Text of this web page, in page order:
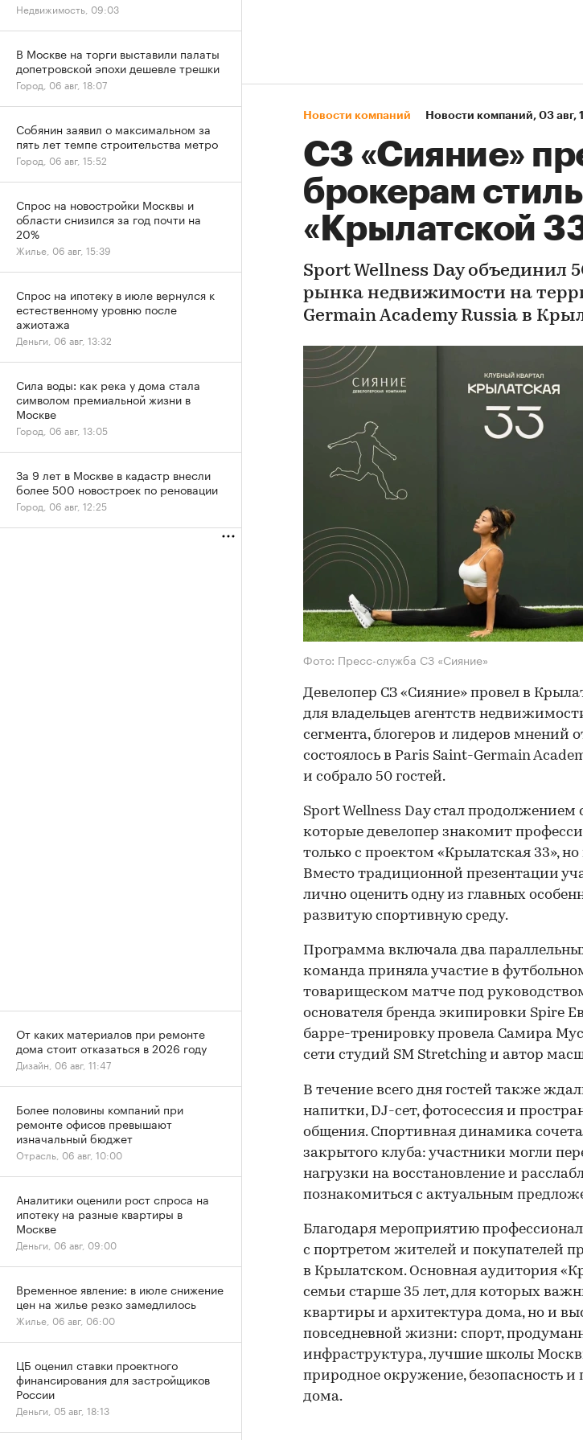
Новости компаний Новости компаний⁠, 03 авг,
СЗ «Сияние»
брокерам
«Крылатской
Sport Wellness Day объединил
рынка недвижимости на
Germain Academy Russia в
Фото: Пресс-служба СЗ «Сияние»
Девелопер СЗ «Сияние» провел в
для владельцев агентств
сегмента, блогеров и лидеров мнений
состоялось в Paris Saint-Germain
и собрало 50 гостей.
Sport Wellness Day стал продолжением
которые девелопер знакомит
только с проектом «Крылатская 33»,
Вместо традиционной презентации
лично оценить одну из главных
развитую спортивную среду.
Программа включала два
команда приняла участие в
товарищеском матче под
основателя бренда экипировки Spire
барре-тренировку провела Самира
сети студий SM Stretching и автор
00:00
В течение всего дня гостей также
напитки, DJ-сет, фотосессия и
общения. Спортивная динамика
закрытого клуба: участники могли
нагрузки на восстановление и
познакомиться с актуальным
Благодаря мероприятию
с портретом жителей и покупателей
в Крылатском. Основная аудитория
семьи старше 35 лет, для которых
квартиры и архитектура дома, но и
повседневной жизни: спорт,
инфраструктура, лучшие школы
природное окружение, безопасность и
дома.
Недвижимость, 09:03
В Москве на торги выставили палаты
допетровской эпохи дешевле трешки
Город, 06 авг, 18:07
Собянин заявил о максимальном за
пять лет темпе строительства метро
Город, 06 авг, 15:52
Спрос на новостройки Москвы и
области снизился за год почти на
20%
Жилье, 06 авг, 15:39
Спрос на ипотеку в июле вернулся к
естественному уровню после
ажиотажа
Деньги, 06 авг, 13:32
Сила воды: как река у дома стала
символом премиальной жизни в
Москве
Город, 06 авг, 13:05
За 9 лет в Москве в кадастр внесли
более 500 новостроек по реновации
Город, 06 авг, 12:25
От каких материалов при ремонте
дома стоит отказаться в 2026 году
Дизайн, 06 авг, 11:47
Более половины компаний при
ремонте офисов превышают
изначальный бюджет
Отрасль, 06 авг, 10:00
Аналитики оценили рост спроса на
ипотеку на разные квартиры в
Москве
Деньги, 06 авг, 09:00
Временное явление: в июле снижение
цен на жилье резко замедлилось
Жилье, 06 авг, 06:00
ЦБ оценил ставки проектного
финансирования для застройщиков
России
Деньги, 05 авг, 18:13